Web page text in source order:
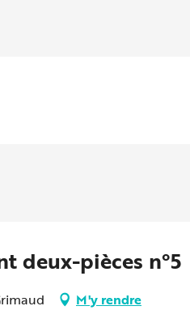
deux-pièces n°5
M'y rendre